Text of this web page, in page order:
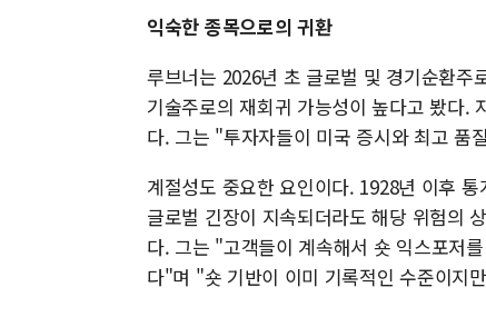
익숙한 종목으로의 귀환
루브너는 2026년 초 글로벌 및 경기순환주
기술주로의 재회귀 가능성이 높다고 봤다.
다. 그는 "투자자들이 미국 증시와 최고 품
계절성도 중요한 요인이다. 1928년 이후
글로벌 긴장이 지속되더라도 해당 위험의
다. 그는 "고객들이 계속해서 숏 익스포저
다"며 "숏 기반이 이미 기록적인 수준이지